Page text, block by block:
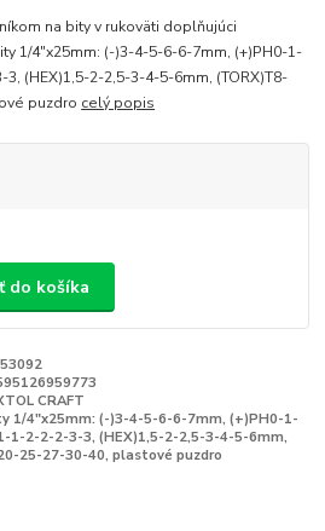
na bity v rukoväti doplňujúci
1/4"x25mm: (-)3-4-5-6-6-7mm, (+)PH0-1-
(HEX)1,5-2-2,5-3-4-5-6mm, (TORX)T8-
puzdro celý popis
do košíka
CRAFT
1/4"x25mm: (-)3-4-5-6-6-7mm, (+)PH0-1-
1-2-2-2-3-3, (HEX)1,5-2-2,5-3-4-5-6mm,
25-27-30-40, plastové puzdro